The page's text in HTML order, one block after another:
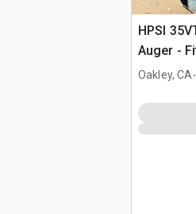
HPSI
Auger -
Oakley, CA.